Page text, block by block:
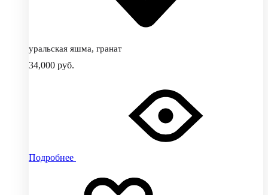
уральская яшма, гранат
34,000 руб.
Подробнее